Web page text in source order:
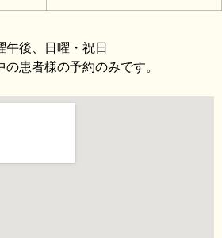
午後、日曜・祝日
患者様の予約のみです。